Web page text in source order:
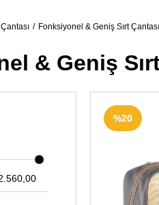
Çantası Fonksiyonel & Geniş Sırt
& Geniş
%20